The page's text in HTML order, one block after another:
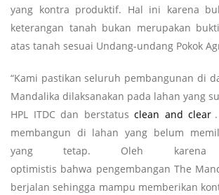
yang kontra produktif. Hal ini karena
keterangan tanah bukan merupakan
atas tanah sesuai Undang-undang Pokok
“Kami pastikan seluruh pembangunan di
Mandalika dilaksanakan pada lahan yang
HPL ITDC dan berstatus clean and clear
membangun di lahan yang belum
yang tetap. Oleh
optimistis bahwa pengembangan The
berjalan sehingga mampu memberikan